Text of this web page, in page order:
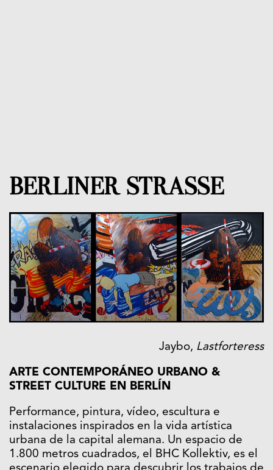
BERLINER STRASSE
Jaybo, Lastforteress
ARTE CONTEMPORÁNEO URBANO &
STREET CULTURE EN BERLÍN
Performance, pintura, vídeo, escultura e
instalaciones inspirados en la vida artística
urbana de la capital alemana. Un espacio de
1.800 metros cuadrados, el BHC Kollektiv, es el